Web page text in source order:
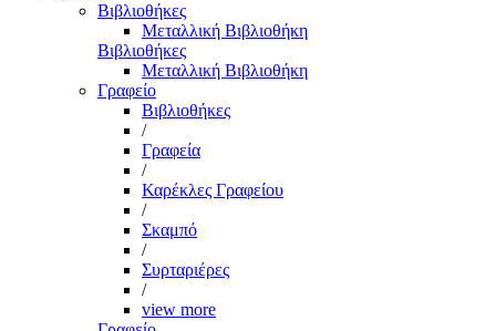
Βιβλιοθήκες
Μεταλλική Βιβλιοθήκη
Βιβλιοθήκες
Μεταλλική Βιβλιοθήκη
Γραφείο
Βιβλιοθήκες
/
Γραφεία
/
Καρέκλες Γραφείου
/
Σκαμπό
/
Συρταριέρες
/
view more